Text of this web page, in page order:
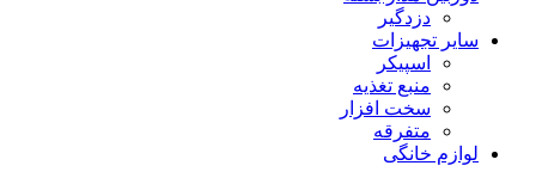
دزدگیر
سایر تجهیزات
اسپیکر
منبع تغذیه
سخت افزار
متفرقه
لوازم خانگی